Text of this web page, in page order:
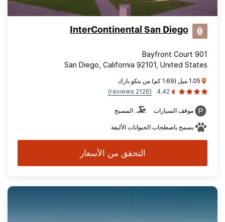
InterContinental San Diego
901 Bayfront Court
San Diego, California 92101, United States
1.05 ميل (1.69 كم) من بتكو بارك
4.42
(2126 reviews)
موقف السيارات المسبح
يسمح باصطحاب الحيوانات الأليفة
التحقق من الأسعار